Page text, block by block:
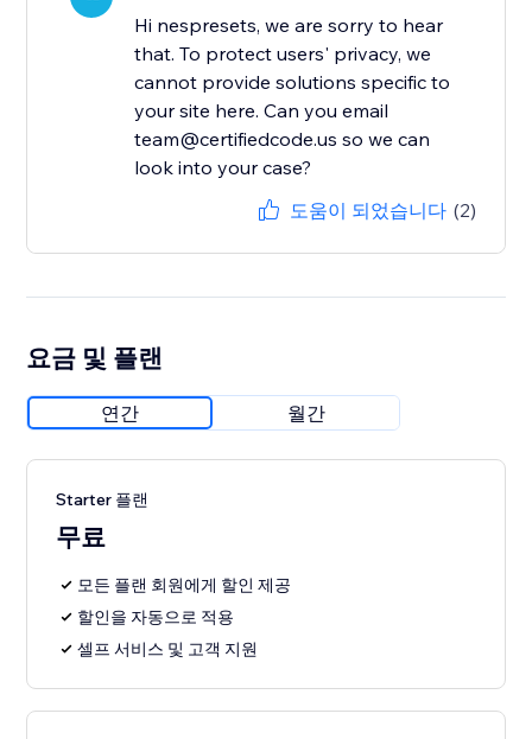
Hi nespresets, we are sorry to hear
that. To protect users' privacy, we
cannot provide solutions specific to
your site here. Can you email
team@certifiedcode.us so we can
look into your case?
도움이 되었습니다 (2)
요금 및 플랜
연간 월간
Starter 플랜
무료
모든 플랜 회원에게 할인 제공
할인을 자동으로 적용
셀프 서비스 및 고객 지원